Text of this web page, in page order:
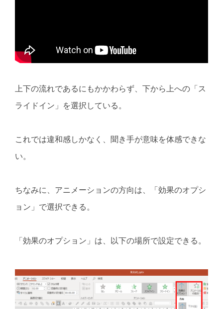
上下の流れであるにもかかわらず、下から上への「ス
ライドイン」を選択している。
これでは違和感しかなく、聞き手が意味を体感できな
い。
ちなみに、アニメーションの方向は、「効果のオプシ
ョン」で選択できる。
「効果のオプション」は、以下の場所で設定できる。